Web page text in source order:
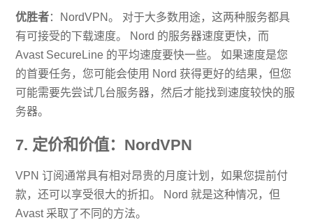
优胜者：NordVPN。 对于大多数用途，这两种服务都具
有可接受的下载速度。 Nord 的服务器速度更快，而
Avast SecureLine 的平均速度要快一些。 如果速度是您
的首要任务，您可能会使用 Nord 获得更好的结果，但您
可能需要先尝试几台服务器，然后才能找到速度较快的服
务器。
7. 定价和价值：NordVPN
VPN 订阅通常具有相对昂贵的月度计划，如果您提前付
款，还可以享受很大的折扣。 Nord 就是这种情况，但
Avast 采取了不同的方法。